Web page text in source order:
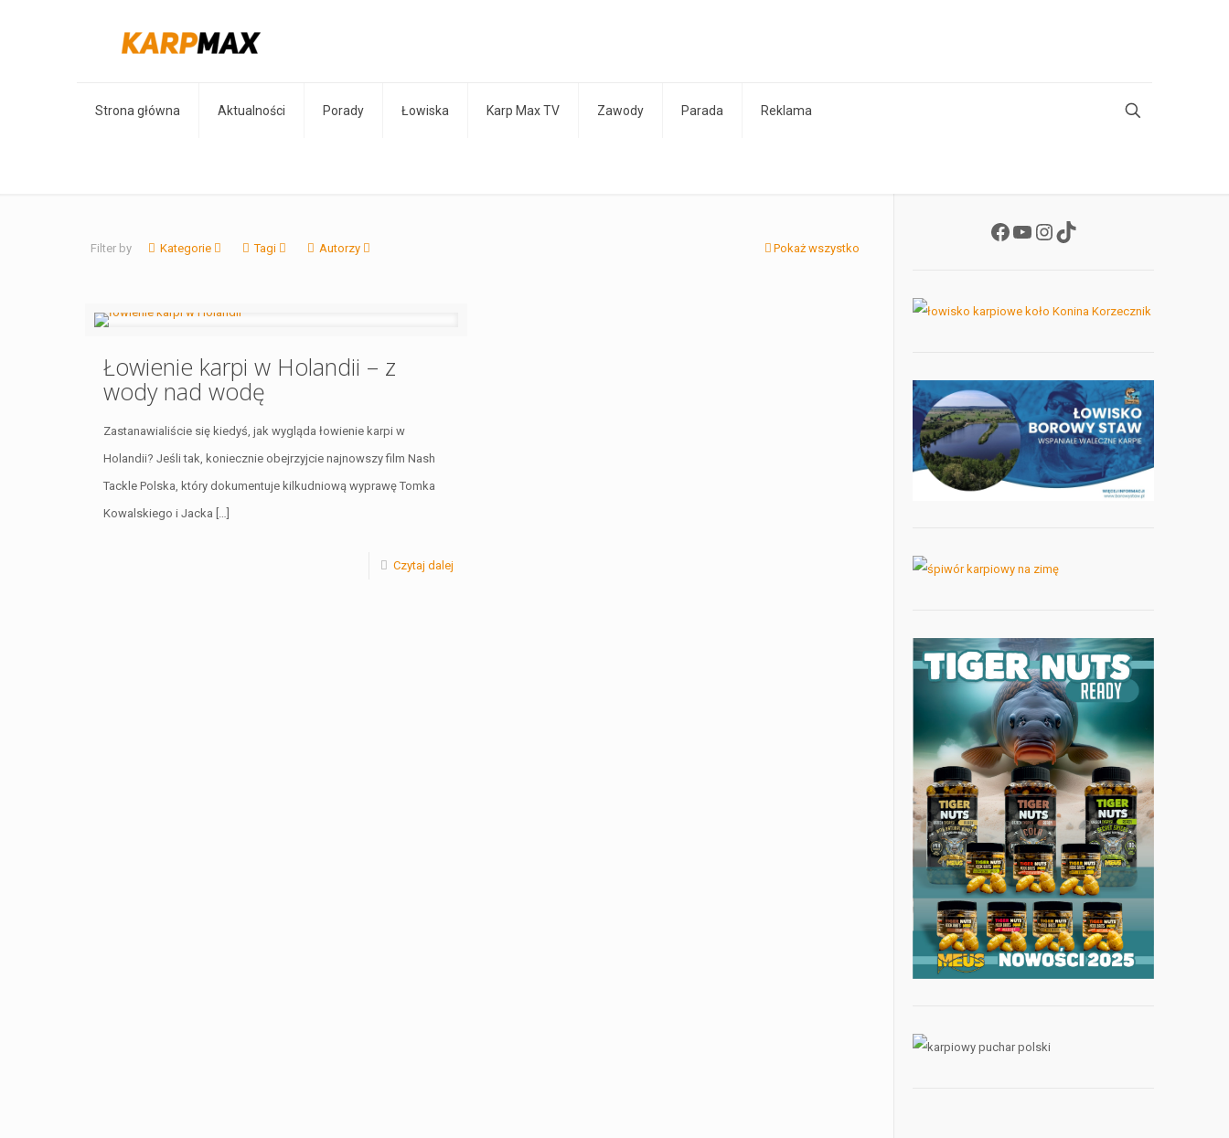
Strona główna Aktualności Porady Łowiska Karp Max TV Zawody Parada Reklama
Filter by Kategorie Tagi Autorzy Pokaż wszystko
Łowienie karpi w Holandii – z
wody nad wodę
Zastanawialiście się kiedyś, jak wygląda łowienie karpi w
Holandii? Jeśli tak, koniecznie obejrzyjcie najnowszy film Nash
Tackle Polska, który dokumentuje kilkudniową wyprawę Tomka
Kowalskiego i Jacka […]
Czytaj dalej
Facebook
YouTube
Instagram
TikTok